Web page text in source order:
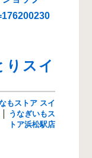
りスイ
もストア スイ
うなぎいもス
トア浜松駅店